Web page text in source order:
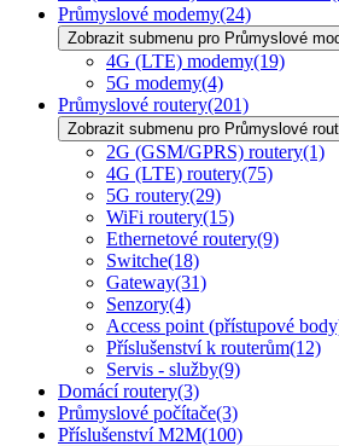
Průmyslové modemy(24)
Zobrazit submenu pro Průmyslové
4G (LTE) modemy(19)
5G modemy(4)
Průmyslové routery(201)
Zobrazit submenu pro Průmyslové
2G (GSM/GPRS) routery(1)
4G (LTE) routery(75)
5G routery(29)
WiFi routery(15)
Ethernetové routery(9)
Switche(18)
Gateway(31)
Senzory(4)
Access point (přístupové
Příslušenství k routerům(12)
Servis - služby(9)
Domácí routery(3)
Průmyslové počítače(3)
Příslušenství M2M(100)